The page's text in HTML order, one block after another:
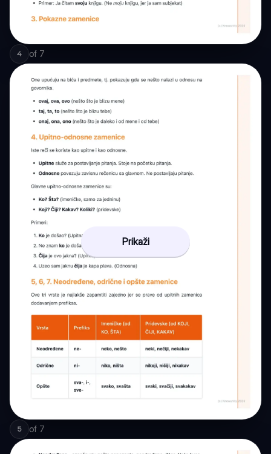
4 of 7
Prikaži
5 of 7